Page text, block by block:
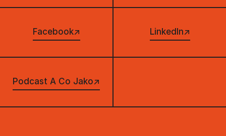
Facebook↗ LinkedIn↗
Podcast A Co Jako↗